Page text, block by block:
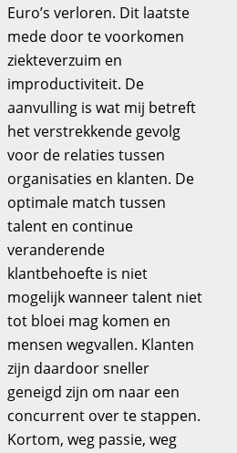
Euro’s verloren. Dit laatste
mede door te voorkomen
ziekteverzuim en
improductiviteit. De
aanvulling is wat mij betreft
het verstrekkende gevolg
voor de relaties tussen
organisaties en klanten. De
optimale match tussen
talent en continue
veranderende
klantbehoefte is niet
mogelijk wanneer talent niet
tot bloei mag komen en
mensen wegvallen. Klanten
zijn daardoor sneller
geneigd zijn om naar een
concurrent over te stappen.
Kortom, weg passie, weg